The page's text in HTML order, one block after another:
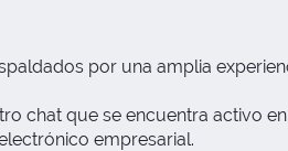
por una amplia
chat que se encuentra activo
empresarial.